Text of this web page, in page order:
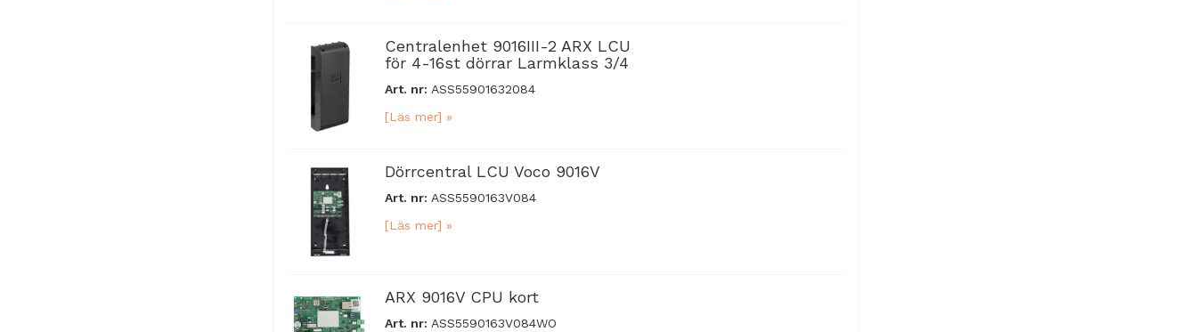
Centralenhet 9016III-2 ARX LCU
för 4-16st dörrar Larmklass 3/4
Art. nr: ASS55901632084
[Läs mer] »
Dörrcentral LCU Voco 9016V
Art. nr: ASS5590163V084
[Läs mer] »
ARX 9016V CPU kort
Art. nr: ASS5590163V084WO